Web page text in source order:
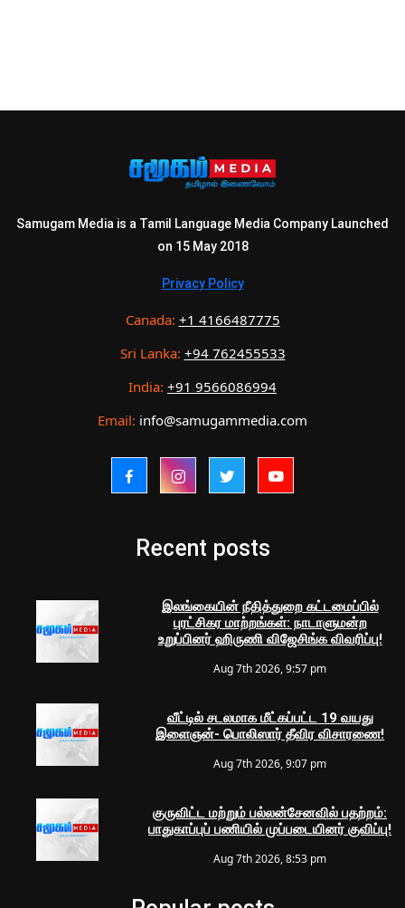
Samugam Media is a Tamil Language Media Company Launched
on 15 May 2018
Privacy Policy
Canada: +1 4166487775
Sri Lanka: +94 762455533
India: +91 9566086994
Email: info@samugammedia.com
Recent posts
இலங்கையின் நீதித்துறை கட்டமைப்பில்
புரட்சிகர மாற்றங்கள்: நாடாளுமன்ற
உறுப்பினர் ஹிருணி விஜேசிங்க விவரிப்பு!
Aug 7th 2026, 9:57 pm
வீட்டில் சடலமாக மீட்கப்பட்ட 19 வயது
இளைஞன்- பொலிஸார் தீவிர விசாரணை!
Aug 7th 2026, 9:07 pm
குருவிட்ட மற்றும் பல்லன்சேனவில் பதற்றம்:
பாதுகாப்புப் பணியில் முப்படையினர் குவிப்பு!
Aug 7th 2026, 8:53 pm